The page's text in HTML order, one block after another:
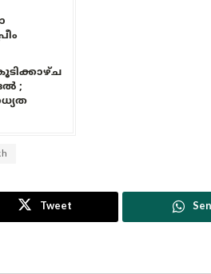
;
Tweet